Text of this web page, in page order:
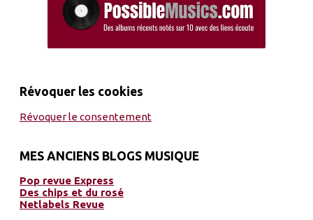
Révoquer les cookies
Révoquer le consentement
MES ANCIENS BLOGS MUSIQUE
Pop revue Express
Des chips et du rosé
Netlabels Revue